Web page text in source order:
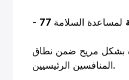
- لمساعدة السلامة
بشكل مريح ضمن نطاق
المنافسين الرئيسيين.